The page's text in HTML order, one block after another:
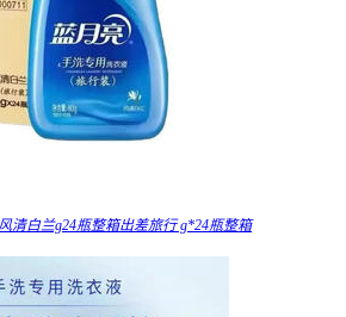
清白兰g24瓶整箱出差旅行 g*24瓶整箱